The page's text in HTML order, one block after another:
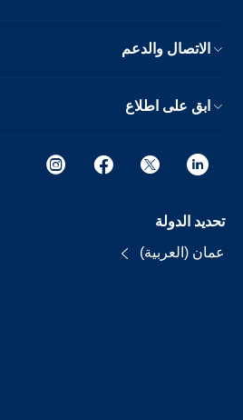
الاتصال والدعم
ابق على اطلاع
تحديد الدولة
عمان (العربية)